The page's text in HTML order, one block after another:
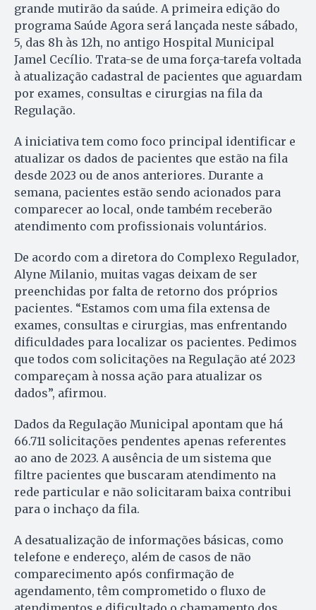
grande mutirão da saúde. A primeira edição do
programa Saúde Agora será lançada neste sábado,
5, das 8h às 12h, no antigo Hospital Municipal
Jamel Cecílio. Trata-se de uma força-tarefa voltada
à atualização cadastral de pacientes que aguardam
por exames, consultas e cirurgias na fila da
Regulação.
A iniciativa tem como foco principal identificar e
atualizar os dados de pacientes que estão na fila
desde 2023 ou de anos anteriores. Durante a
semana, pacientes estão sendo acionados para
comparecer ao local, onde também receberão
atendimento com profissionais voluntários.
De acordo com a diretora do Complexo Regulador,
Alyne Milanio, muitas vagas deixam de ser
preenchidas por falta de retorno dos próprios
pacientes. “Estamos com uma fila extensa de
exames, consultas e cirurgias, mas enfrentando
dificuldades para localizar os pacientes. Pedimos
que todos com solicitações na Regulação até 2023
compareçam à nossa ação para atualizar os
dados”, afirmou.
Dados da Regulação Municipal apontam que há
66.711 solicitações pendentes apenas referentes
ao ano de 2023. A ausência de um sistema que
filtre pacientes que buscaram atendimento na
rede particular e não solicitaram baixa contribui
para o inchaço da fila.
A desatualização de informações básicas, como
telefone e endereço, além de casos de não
comparecimento após confirmação de
agendamento, têm comprometido o fluxo de